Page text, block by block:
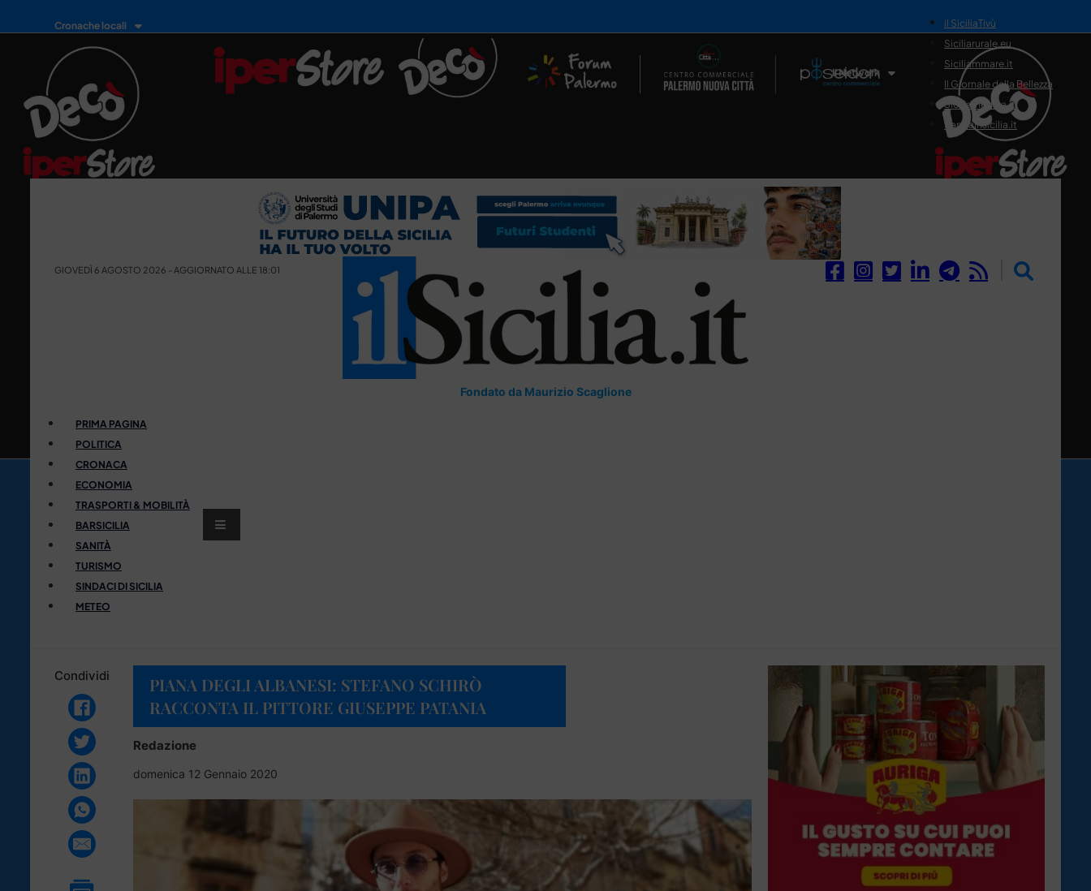
Cronache locali
Il Network
il SiciliaTivù
Siciliarurale.eu
Siciliammare.it
Il Giornale della Bellezza
Siciliamedica.it
Sanitainsicilia.it
GIOVEDÌ 6 AGOSTO 2026 - AGGIORNATO ALLE 18:01
Fondato da Maurizio Scaglione
PRIMA PAGINA
POLITICA
CRONACA
ECONOMIA
TRASPORTI & MOBILITÀ
BARSICILIA
SANITÀ
TURISMO
SINDACI DI SICILIA
METEO
Condividi
PIANA DEGLI ALBANESI: STEFANO SCHIRÒ
RACCONTA IL PITTORE GIUSEPPE PATANIA
Redazione
domenica 12 Gennaio 2020